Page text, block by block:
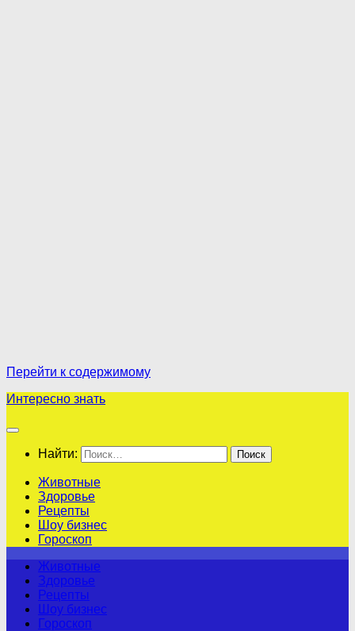
Перейти к содержимому
Интересно знать
Найти:
Животные
Здоровье
Рецепты
Шоу бизнес
Гороскоп
Животные
Здоровье
Рецепты
Шоу бизнес
Гороскоп